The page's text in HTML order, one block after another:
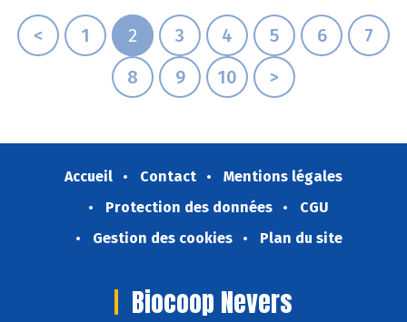
< 1 2 3 4 5 6
7
8
9 10 >
Accueil Contact
Mentions légales
Protection des données
CGU
Gestion des cookies
Plan du site
Biocoop Nevers